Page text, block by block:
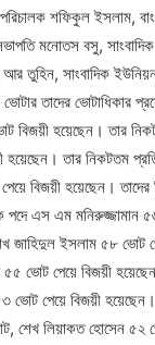
পরিচালক শফিকুল ইসলাম,
মনোতস বসু, সাংবাদিক
তুহিন, সাংবাদিক ইউনিয়ন
তাদের ভোটাধিকার
বিজয়ী হয়েছেন। তার নিকট
তার নিকটতম
বিজয়ী হয়েছেন। তাদের
পদে এস এম মনিরুজ্জামান
জাহিদুল ইসলাম ৫৮ ভোট
৫৫ ভোট পেয়ে বিজয়ী
ভোট পেয়ে বিজয়ী
ভোট, শেখ লিয়াকত হোসেন